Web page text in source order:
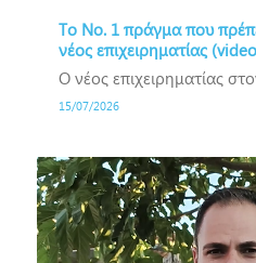
To No. 1 πράγμα που
νέος επιχειρηματίας
Ο νέος επιχειρηματίας
15/07/2026